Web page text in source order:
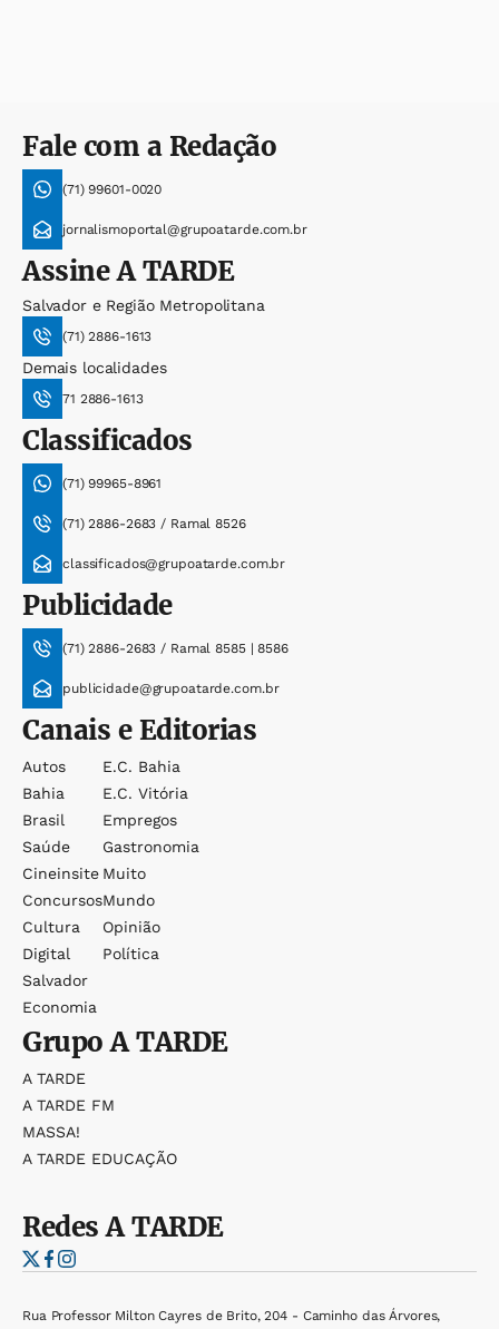
Fale com a Redação
(71) 99601-0020
jornalismoportal@grupoatarde.com.br
AssineA TARDE
Salvador e Região Metropolitana
(71) 2886-1613
Demais localidades
71 2886-1613
Classificados
(71) 99965-8961
(71) 2886-2683 / Ramal 8526
classificados@grupoatarde.com.br
Publicidade
(71) 2886-2683 / Ramal 8585 | 8586
publicidade@grupoatarde.com.br
Canais e Editorias
Autos
Bahia
Brasil
Saúde
Cineinsite
Concursos
Cultura
Digital
Salvador
Economia
E.c. Bahia
E.c. Vitória
Empregos
Gastronomia
Muito
Mundo
Opinião
Política
GrupoA TARDE
A TARDE
A TARDE FM
MASSA!
A TARDE EDUCAÇÃO
RedesA TARDE
Rua Professor Milton Cayres de Brito, 204 - Caminho das Árvores,